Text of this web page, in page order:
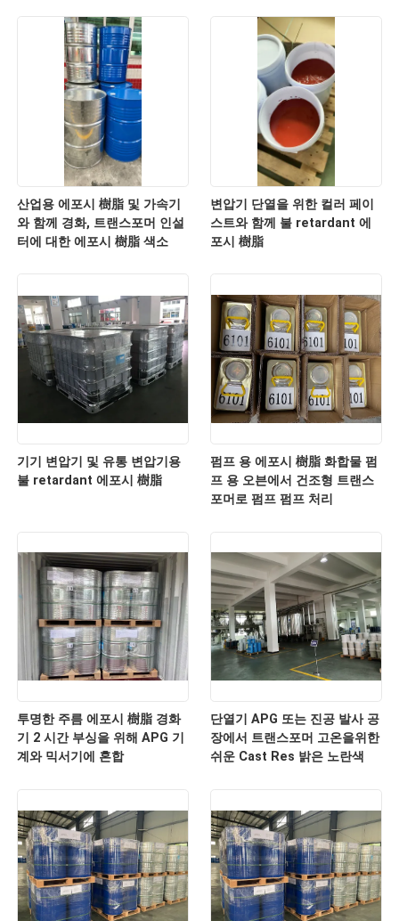
산업용 에포시 樹脂 및 가속기
와 함께 경화, 트랜스포머 인설
터에 대한 에포시 樹脂 색소
변압기 단열을 위한 컬러 페이
스트와 함께 불 retardant 에
포시 樹脂
기기 변압기 및 유통 변압기용
불 retardant 에포시 樹脂
펌프 용 에포시 樹脂 화합물 펌
프 용 오븐에서 건조형 트랜스
포머로 펌프 펌프 처리
투명한 주름 에포시 樹脂 경화
기 2 시간 부싱을 위해 APG 기
계와 믹서기에 혼합
단열기 APG 또는 진공 발사 공
장에서 트랜스포머 고온을위한
쉬운 Cast Res 밝은 노란색